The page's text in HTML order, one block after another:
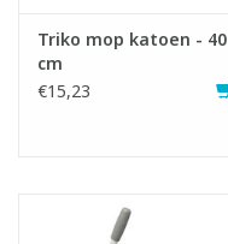
Triko mop katoen - 40
cm
€15,23